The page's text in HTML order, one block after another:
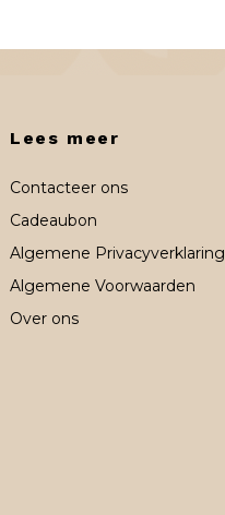
Lees meer
Contacteer ons
Cadeaubon
Algemene Privacyverklaring
Algemene Voorwaarden
Over ons